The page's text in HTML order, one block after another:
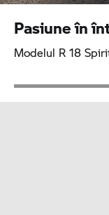
Pasiune în
Modelul R 18